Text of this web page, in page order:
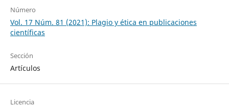
Número
Vol. 17 Núm. 81 (2021): Plagio y ética en publicaciones
científicas
Sección
Artículos
Licencia